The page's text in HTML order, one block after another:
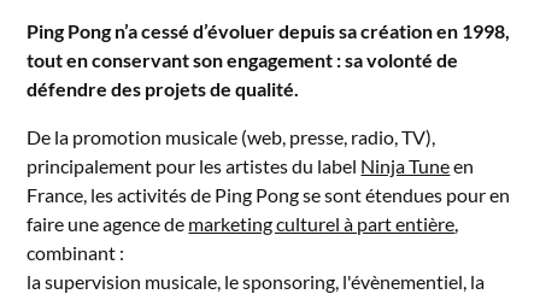
Ping Pong n’a cessé d’évoluer depuis sa création en 1998,
tout en conservant son engagement : sa volonté de
défendre des projets de qualité.
De la promotion musicale (web, presse, radio, TV),
principalement pour les artistes du label Ninja Tuneen
France, les activités de Ping Pong se sont étendues pour en
faire une agence de marketing culturel à part entière
combinant :
la supervision musicale, le sponsoring, l'évènementiel, la